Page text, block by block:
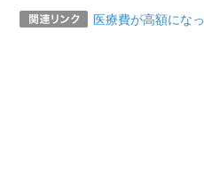
医療費が高額にな